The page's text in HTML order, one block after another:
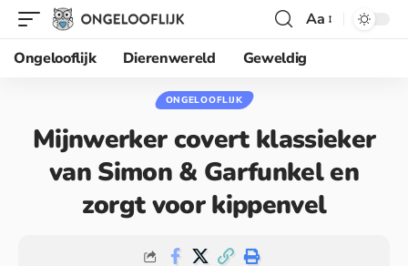
Aa
Ongelooflijk
Dierenwereld Geweldig
ONGELOOFLIJK
Mijnwerker covert klassieker
van Simon & Garfunkel en
zorgt voor kippenvel